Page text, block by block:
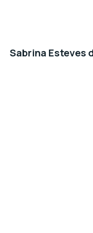
Sabrina Esteves